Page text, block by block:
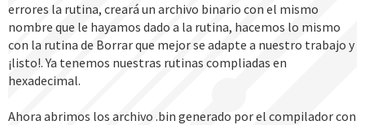
errores la rutina, creará un archivo binario con el mismo
nombre que le hayamos dado a la rutina, hacemos lo mismo
con la rutina de Borrar que mejor se adapte a nuestro trabajo y
¡listo!. Ya tenemos nuestras rutinas compliadas en
hexadecimal.
Ahora abrimos los archivo .bin generado por el compilador con